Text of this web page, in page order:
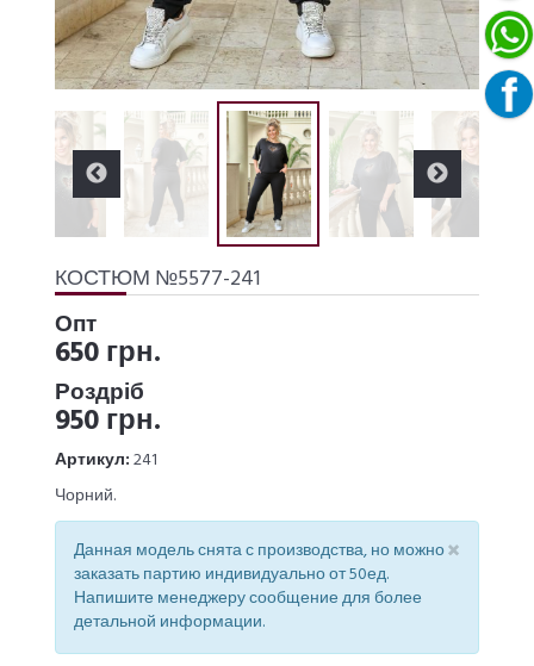
КОСТЮМ №5577-241
Опт
650 грн.
Роздріб
950 грн.
Артикул:241
Чорний.
×
Данная модель снята с производства, но можно
заказать партию индивидуально от 50ед.
Напишите менеджеру сообщение для более
детальной информации.